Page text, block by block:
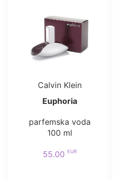
Calvin Klein
Euphoria
parfemska voda
100 ml
55.00 EUR